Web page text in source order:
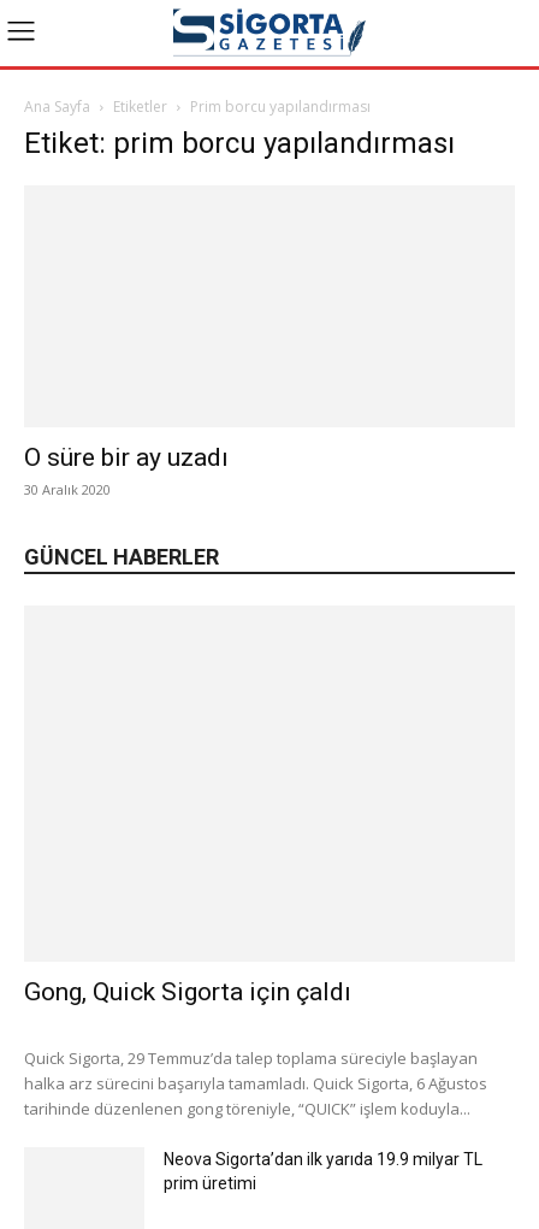
Ana Sayfa Etiketler Prim borcu yapılandırması
Etiket: prim borcu yapılandırması
O süre bir ay uzadı
30 Aralık 2020
GÜNCEL HABERLER
Gong, Quick Sigorta için çaldı
Quick Sigorta, 29 Temmuz’da talep toplama süreciyle başlayan
halka arz sürecini başarıyla tamamladı. Quick Sigorta, 6 Ağustos
tarihinde düzenlenen gong töreniyle, “QUICK” işlem koduyla...
Neova Sigorta’dan ilk yarıda 19.9 milyar TL
prim üretimi